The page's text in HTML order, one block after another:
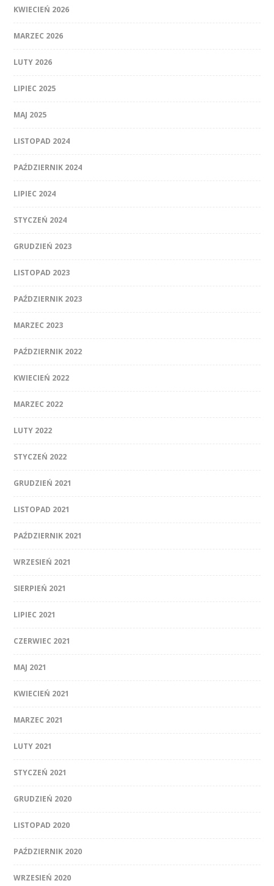
KWIECIEŃ 2026
MARZEC 2026
LUTY 2026
LIPIEC 2025
MAJ 2025
LISTOPAD 2024
PAŹDZIERNIK 2024
LIPIEC 2024
STYCZEŃ 2024
GRUDZIEŃ 2023
LISTOPAD 2023
PAŹDZIERNIK 2023
MARZEC 2023
PAŹDZIERNIK 2022
KWIECIEŃ 2022
MARZEC 2022
LUTY 2022
STYCZEŃ 2022
GRUDZIEŃ 2021
LISTOPAD 2021
PAŹDZIERNIK 2021
WRZESIEŃ 2021
SIERPIEŃ 2021
LIPIEC 2021
CZERWIEC 2021
MAJ 2021
KWIECIEŃ 2021
MARZEC 2021
LUTY 2021
STYCZEŃ 2021
GRUDZIEŃ 2020
LISTOPAD 2020
PAŹDZIERNIK 2020
WRZESIEŃ 2020